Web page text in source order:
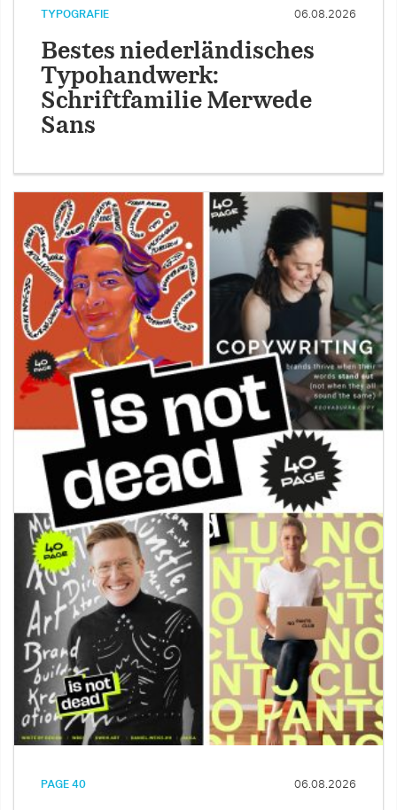
TYPOGRAFIE 06.08.2026
Bestes niederländisches
Typohandwerk:
Schriftfamilie Merwede
Sans
PAGE 40 06.08.2026